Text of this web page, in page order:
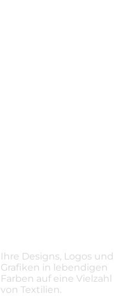
Ihre Designs, Logos und
Grafiken in lebendigen
Farben auf eine Vielzahl
von Textilien.